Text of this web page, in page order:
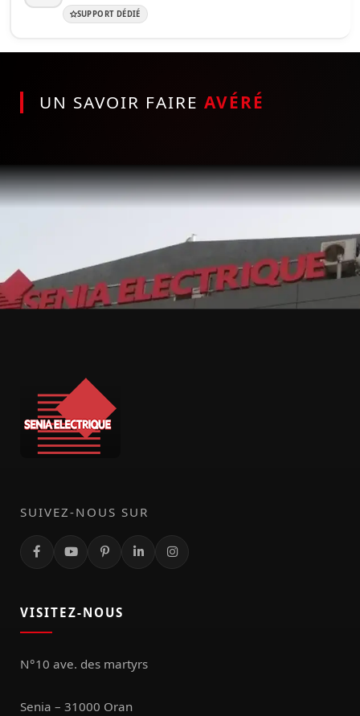
SUPPORT DÉDIÉ
UN SAVOIR FAIRE AVÉRÉ
SUIVEZ-NOUS SUR
VISITEZ-NOUS
N°10 ave. des martyrs
Senia – 31000 Oran